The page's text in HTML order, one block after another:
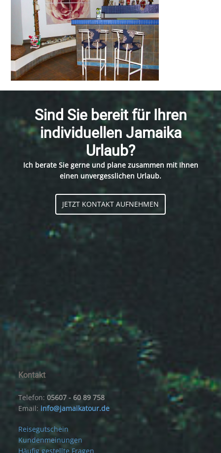
Sind Sie bereit für Ihren
individuellen Jamaika
Urlaub?
Ich berate Sie gerne und plane zusammen mit Ihnen
einen unvergesslichen Urlaub.
JETZT KONTAKT AUFNEHMEN
Kontakt
Telefon:05607 - 60 89 758
Email: info@jamaikatour.de
Reisegutschein
Kundenmeinungen
Häufig gestellte Fragen